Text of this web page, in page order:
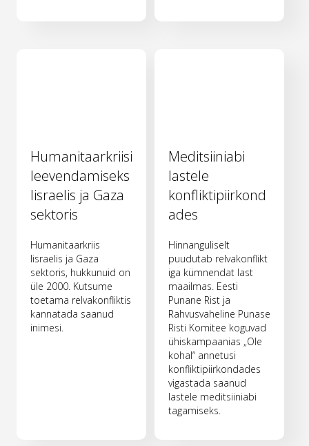
Humanitaarkriisi
leevendamiseks
Iisraelis ja Gaza
sektoris
Humanitaarkriis
Iisraelis ja Gaza
sektoris, hukkunuid on
üle 2000. Kutsume
toetama relvakonfliktis
kannatada saanud
inimesi.
Meditsiiniabi
lastele
konfliktipiirkond
ades
Hinnanguliselt
puudutab relvakonflikt
iga kümnendat last
maailmas. Eesti
Punane Rist ja
Rahvusvaheline Punase
Risti Komitee koguvad
ühiskampaanias „Ole
kohal“ annetusi
konfliktipiirkondades
vigastada saanud
lastele meditsiiniabi
tagamiseks.